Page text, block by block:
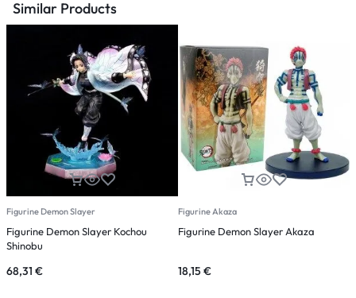
Similar Products
Figurine Demon Slayer
Figurine Demon Slayer Kochou
Shinobu
68,31 €
Figurine Akaza
Figurine Demon Slayer Akaza
18,15 €